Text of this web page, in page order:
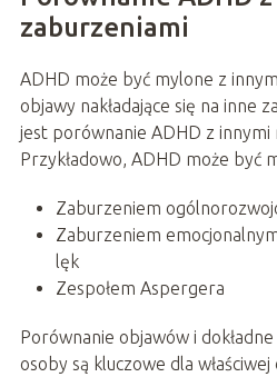
zaburzeniami
ADHD może być mylone z
objawy nakładające się na inne
jest porównanie ADHD z innymi
Przykładowo, ADHD może być
Zaburzeniem
Zaburzeniem
lęk
Zespołem Aspergera
Porównanie objawów i
osoby są kluczowe dla